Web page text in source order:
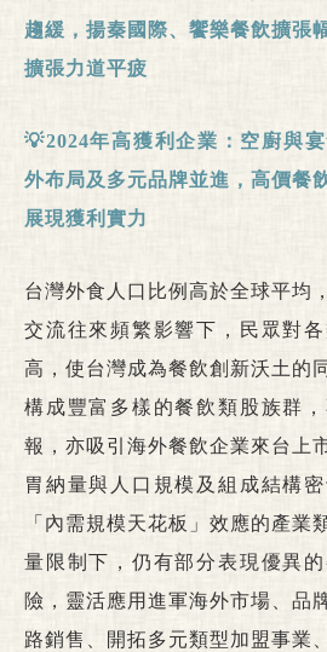
趨緩，揚秦國際、饗樂餐飲擴張
擴張力道平疲
💡2024年高獲利企業：空廚與
外布局及多元品牌並進，高價餐
展現獲利實力
台灣外食人口比例高於全球平均
交流往來頻繁影響下，民眾對
高，使台灣成為餐飲創新沃土的
構成豐富多樣的餐飲類股族群
報，亦吸引海外餐飲企業來台上
胃納量與人口規模及組成結構
「內需規模天花板」效應的產業
量限制下，仍有部分表現優異
險，靈活應用進軍海外市場、品
路銷售、開拓多元類型加盟事業